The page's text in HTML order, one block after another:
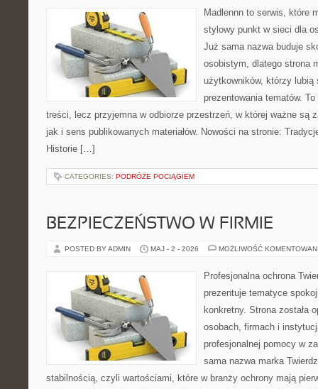
Madlennn to serwis, które
stylowy punkt w sieci dla
Już sama nazwa buduje
osobistym, dlatego strona
użytkowników, którzy lubią
prezentowania tematów.
treści, lecz przyjemna w odbiorze przestrzeń, w której ważne są
jak i sens publikowanych materiałów. Nowości na stronie:
Historie […]
CATEGORIES: PODRÓŻE POCIĄGIEM
BEZPIECZEŃSTWO W FIRMIE
POSTED BY ADMIN MAJ - 2 - 2026 MOŻLIWOŚĆ
Profesjonalna ochrona
prezentuje tematyce
konkretny. Strona została
osobach, firmach i
profesjonalnej pomocy w
sama nazwa marka
stabilnością, czyli wartościami, które w branży ochrony mają